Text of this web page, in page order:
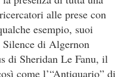
alle prese con
esempio, suoi
di Algernon
di Sheridan Le Fanu, il
come l’“Antiquario” di